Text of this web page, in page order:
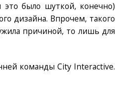
это было шуткой, конечно)
дизайна. Впрочем, такого
причиной, то лишь для
команды City Interactive.